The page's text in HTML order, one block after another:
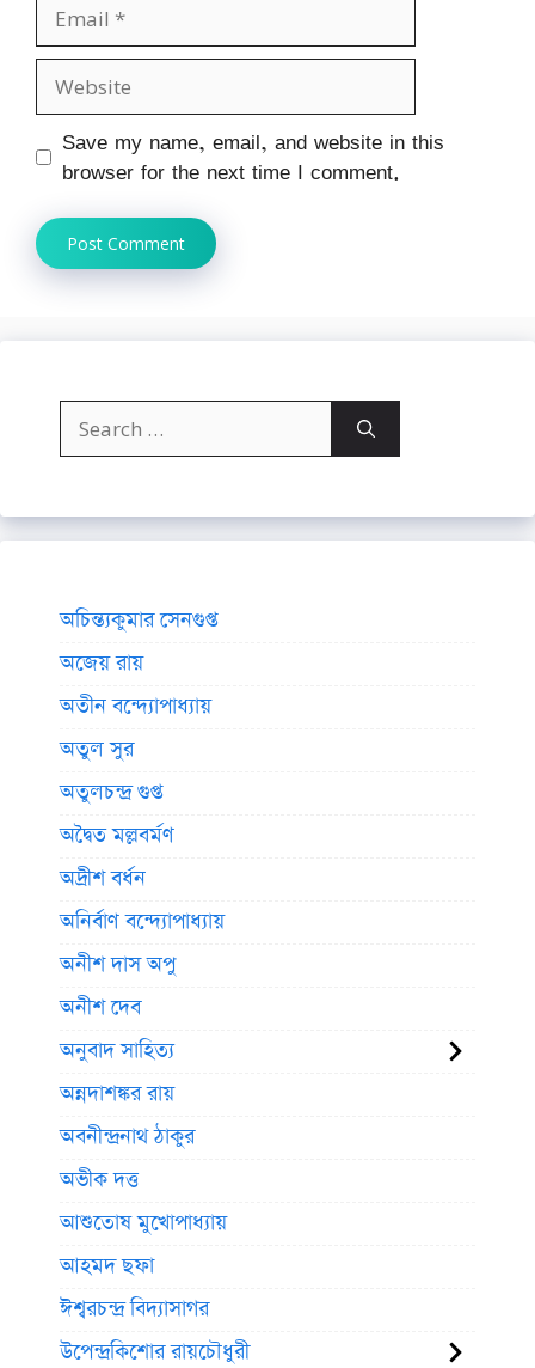
Website
Save my name, email, and website in this
browser for the next time I comment.
Search
for:
অচিন্ত্যকুমার সেনগুপ্ত
অজেয় রায়
অতীন বন্দ্যোপাধ্যায়
অতুল সুর
অতুলচন্দ্র গুপ্ত
অদ্বৈত মল্লবর্মণ
অদ্রীশ বর্ধন
অনির্বাণ বন্দ্যোপাধ্যায়
অনীশ দাস অপু
অনীশ দেব
অনুবাদ সাহিত্য
অন্নদাশঙ্কর রায়
অবনীন্দ্রনাথ ঠাকুর
অভীক দত্ত
আশুতোষ মুখোপাধ্যায়
আহমদ ছফা
ঈশ্বরচন্দ্র বিদ্যাসাগর
উপেন্দ্রকিশোর রায়চৌধুরী